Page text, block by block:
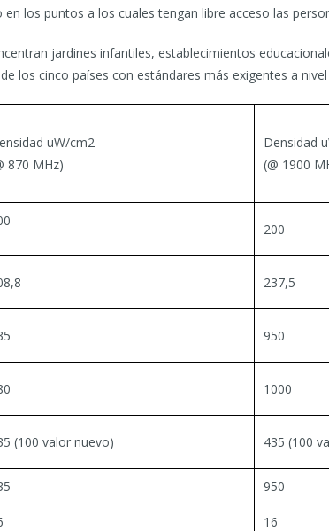
los puntos a los cuales tengan libre acceso las
jardines infantiles, establecimientos
los cinco países con estándares más exigentes a
uW/cm2
870 MHz)
Densidad
(@ 1900
200
237,5
950
1000
(100 valor nuevo) 435 (100
950
16